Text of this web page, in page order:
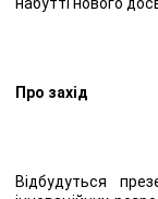
Про захід
Відбудуться